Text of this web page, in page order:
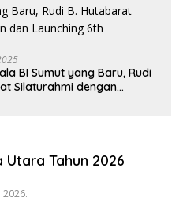
BI Sumut yang Baru, Rudi
Silaturahmi dengan
Tahun 2026
2026.